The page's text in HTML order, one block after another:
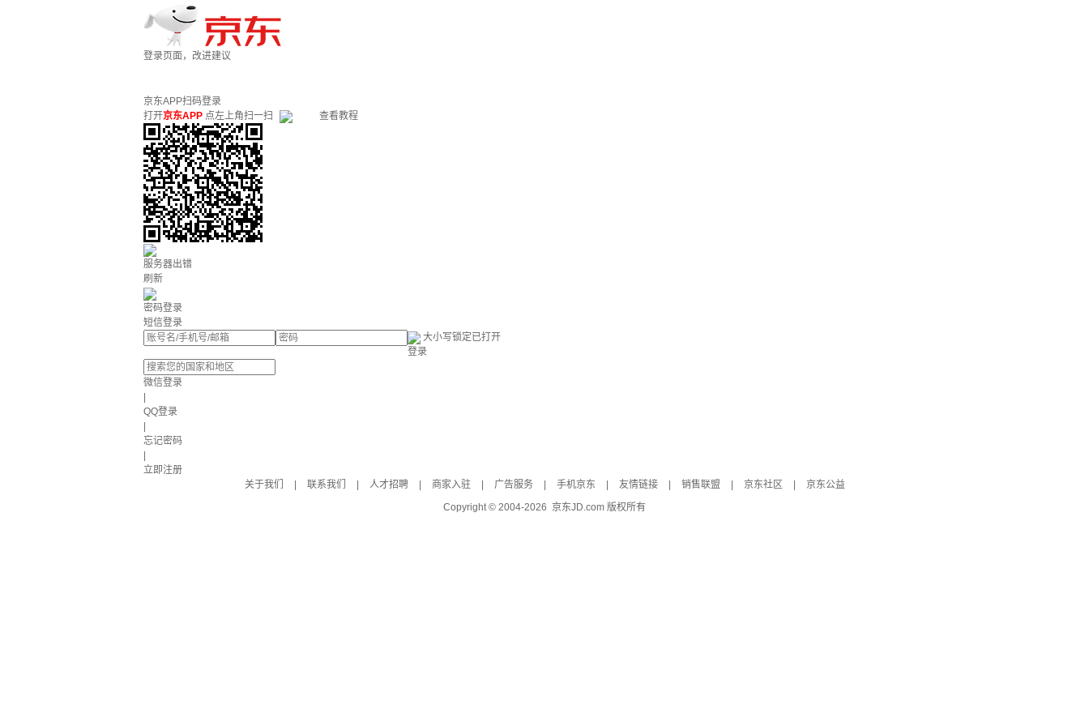
登录页面，改进建议
京东APP扫码登录
打开京东APP 点左上角扫一扫 查看教程
服务器出错
刷新
密码登录
短信登录
大小写锁定已打开
登录
微信登录
QQ登录
忘记密码
立即注册
关于我们
联系我们 人才招聘 商家入驻 广告服务 手机京东 友情链接 销售联盟 京东社区
京东公益
Copyright © 2004-2026 京东JD.com 版权所有